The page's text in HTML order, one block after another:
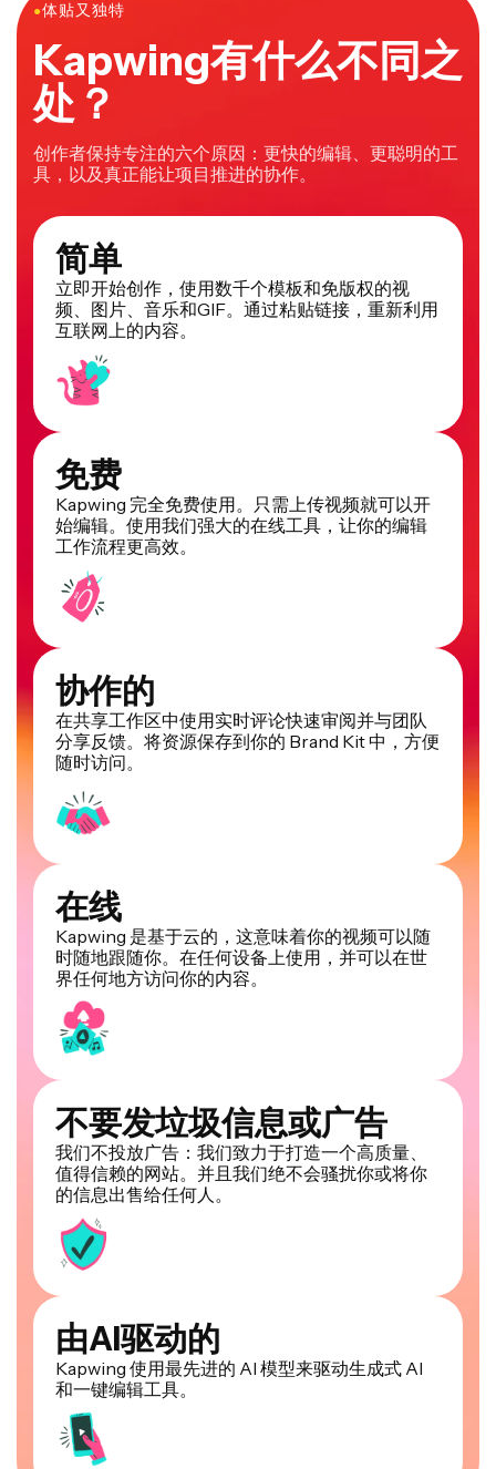
Kapwing有什么不同之
处？
具，以及真正能让项目推进的协作。
简单
立即开始创作，使用数千个模板和免版权的视
频、图片、音乐和GIF。通过粘贴链接，重新利用
互联网上的内容。
免费
Kapwing 完全免费使用。只需上传视频就可以开
始编辑。使用我们强大的在线工具，让你的编辑
工作流程更高效。
协作的
在共享工作区中使用实时评论快速审阅并与团队
分享反馈。将资源保存到你的 Brand Kit 中，方便
随时访问。
在线
Kapwing 是基于云的，这意味着你的视频可以随
时随地跟随你。在任何设备上使用，并可以在世
界任何地方访问你的内容。
不要发垃圾信息或广告
我们不投放广告：我们致力于打造一个高质量、
值得信赖的网站。并且我们绝不会骚扰你或将你
的信息出售给任何人。
由AI驱动的
Kapwing 使用最先进的 AI 模型来驱动生成式 AI
和一键编辑工具。